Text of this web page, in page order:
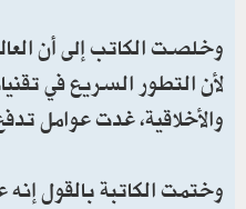
وخلصت الكاتب إلى أن
لأن التطور السريع في
والأخلاقية، غدت عوامل
وختمت الكاتبة بالقول